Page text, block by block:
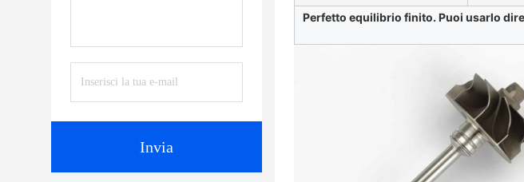
Invia
Perfetto equilibrio finito. Puoi usarlo